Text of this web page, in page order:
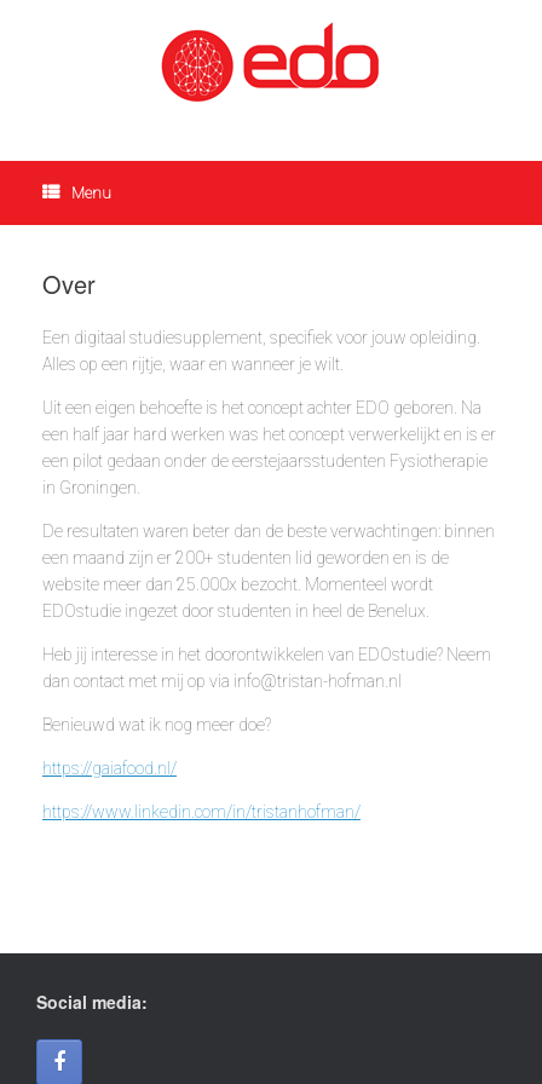
Menu
Over
Een digitaal studiesupplement, specifiek voor jouw opleiding.
Alles op een rijtje, waar en wanneer je wilt.
Uit een eigen behoefte is het concept achter EDO geboren. Na
een half jaar hard werken was het concept verwerkelijkt en is er
een pilot gedaan onder de eerstejaarsstudenten Fysiotherapie
in Groningen.
De resultaten waren beter dan de beste verwachtingen: binnen
een maand zijn er 200+ studenten lid geworden en is de
website meer dan 25.000x bezocht. Momenteel wordt
EDOstudie ingezet door studenten in heel de Benelux.
Heb jij interesse in het doorontwikkelen van EDOstudie? Neem
dan contact met mij op via info@tristan-hofman.nl
Benieuwd wat ik nog meer doe?
https://gaiafood.nl/
https://www.linkedin.com/in/tristanhofman/
Social media: